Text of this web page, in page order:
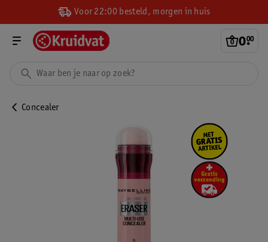
Voor 22:00 besteld, morgen in huis
0.
00
Concealer